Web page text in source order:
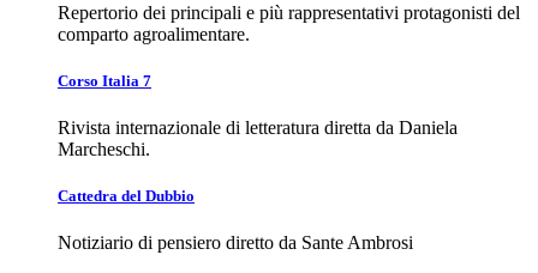
Repertorio dei principali e più rappresentativi protagonisti del
comparto agroalimentare.
Corso Italia 7
Rivista internazionale di letteratura diretta da Daniela
Marcheschi.
Cattedra del Dubbio
Notiziario di pensiero diretto da Sante Ambrosi